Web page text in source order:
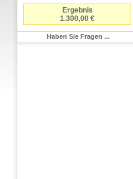
Ergebnis
1.300,00 €
Haben Sie Fragen ...